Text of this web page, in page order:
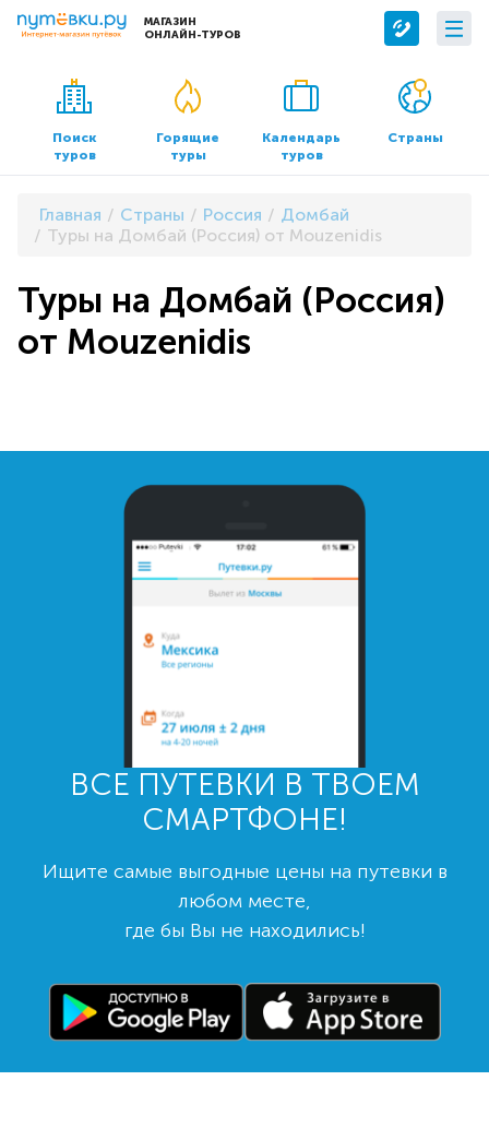
МАГАЗИН
ОНЛАЙН-ТУРОВ
Сервисы
Бронирование отелей
Трансфер
О компании
О нас
Контакты
Документы и реквизиты
Поиск
туров
Горящие
туры
Календарь
туров
Страны
Главная Страны Россия
Домбай
Туры на Домбай (Россия) от Mouzenidis
Туры на Домбай (Россия)
от Mouzenidis
ВСЕ ПУТЕВКИ В ТВОЕМ
СМАРТФОНЕ!
Ищите самые выгодные цены на путевки в
любом месте,
где бы Вы не находились!